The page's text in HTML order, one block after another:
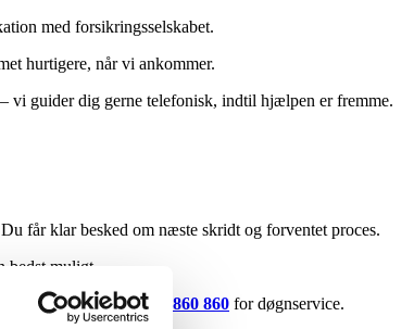
med forsikringsselskabet.
hurtigere, når vi ankommer.
vi guider dig gerne telefonisk, indtil hjælpen er fremme.
får klar besked om næste skridt og forventet proces.
bedst muligt.
– ring på 40 860 860 for døgnservice.